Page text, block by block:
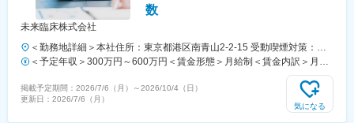
数
未来臨床株式会社
＜勤務地詳細＞本社住所：東京都港区南青山2-2-15 受動喫煙対策：屋
内全面禁煙変更の範囲：会社の定める事業所（リモートワーク含む）
＜予定年収＞300万円～600万円＜賃金形態＞月給制＜賃金内訳＞月額
（基本給）：250,000円～500,000円＜月給＞250,000円～500,000円＜
昇給有無＞有＜残業手当＞有＜給与補足＞※上記年収はあくまでも目安
年収であり、これまでのご経験やスキル、年齢を考慮した上で最終決定
掲載予定期間： 2026/7/6（月） ～2026/10/4（日）
更新日： 2026/7/6（月）
気になる